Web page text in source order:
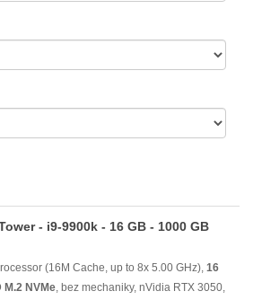
- i9-9900k - 16 GB - 1000 GB
(16M Cache, up to 8x 5.00 GHz), 16
M.2 NVMe, bez mechaniky, nVidia RTX 3050,